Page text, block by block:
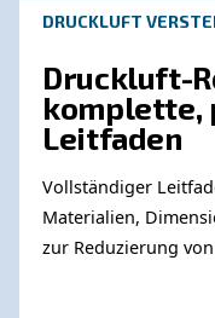
Wenden
Benötigen Sie
Produkten?
unsere
können.
Erfahren